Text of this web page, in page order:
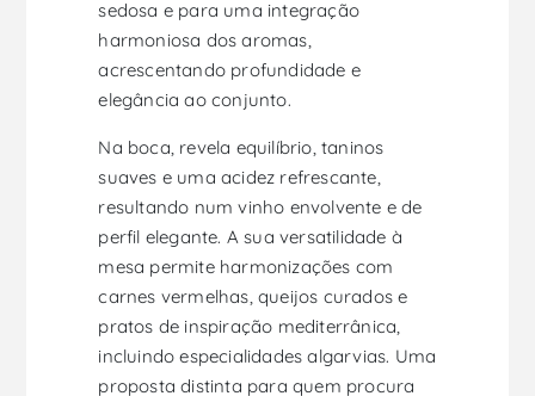
sedosa e para uma integração
harmoniosa dos aromas,
acrescentando profundidade e
elegância ao conjunto.
Na boca, revela equilíbrio, taninos
suaves e uma acidez refrescante,
resultando num vinho envolvente e de
perfil elegante. A sua versatilidade à
mesa permite harmonizações com
carnes vermelhas, queijos curados e
pratos de inspiração mediterrânica,
incluindo especialidades algarvias. Uma
proposta distinta para quem procura